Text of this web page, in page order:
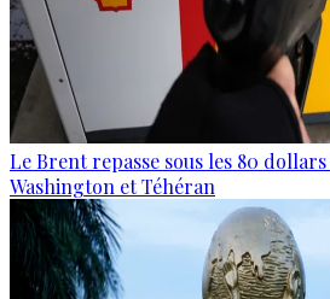
Le Brent repasse sous les 80
Washington et Téhéran